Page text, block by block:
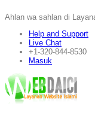
Ahlan wa sahlan di
Help and Support
Live Chat
+1-320-844-8530
Masuk